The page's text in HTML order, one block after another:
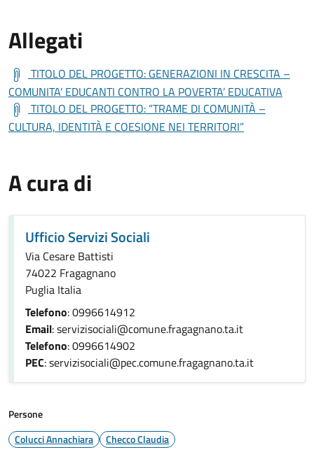
Allegati
TITOLO DEL PROGETTO: GENERAZIONI IN CRESCITA –
COMUNITA’ EDUCANTI CONTRO LA POVERTA’ EDUCATIVA
TITOLO DEL PROGETTO: “TRAME DI COMUNITÀ –
CULTURA, IDENTITÀ E COESIONE NEI TERRITORI”
A cura di
Ufficio Servizi Sociali
Via Cesare Battisti
74022 Fragagnano
Puglia Italia
Telefono: 0996614912
Email: servizisociali@comune.fragagnano.ta.it
Telefono: 0996614902
PEC: servizisociali@pec.comune.fragagnano.ta.it
Persone
Colucci Annachiara
Checco Claudia